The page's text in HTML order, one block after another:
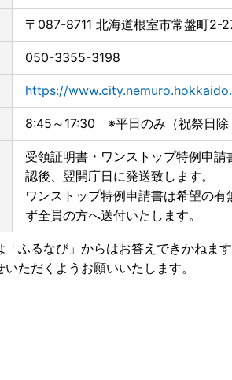
〒087-8711 北海道根室市常盤町2-
050-3355-3198
https://
8:45～17:30 ※平日のみ（祝祭日除
受領証明書・ワンストップ特例申請
認後、翌開庁日に発送致します。
ワンストップ特例申請書は希望の有
ず全員の方へ送付いたします。
ふるなび」からはお答えできかねます
ただくようお願いいたします。